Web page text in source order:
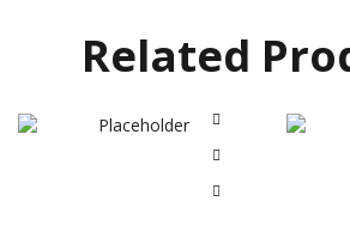
Related